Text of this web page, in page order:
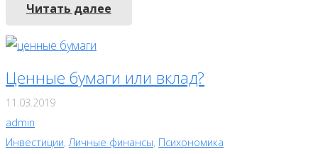
Читать далее
Ценные бумаги или вклад?
11.03.2019
admin
Инвестиции, Личные финансы, Психономика